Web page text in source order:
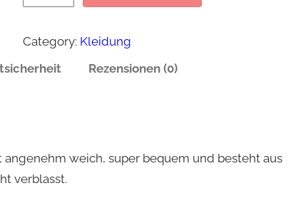
a
e
n
S
h
Category: Kleidung
Rezensionen (0)
weich, super bequem und besteht aus
verblasst.